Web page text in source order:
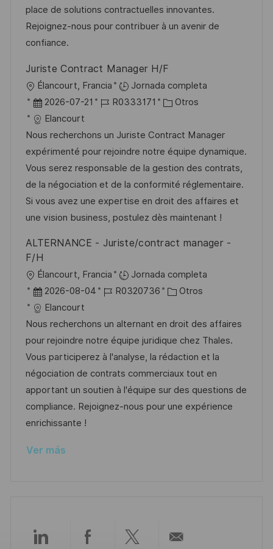
i
ó
n
d
e
p
b
l
i
c
a
c
i
ó
n
m
p
o
o
r
place de solutions contractuelles innovantes.
Rejoignez-nous pour contribuer à un avenir de
confiance.
Juriste Contract Manager H/F
U
b
c
a
c
i
ó
n
Élancourt, Francia
Jornada completa
F
e
c
h
a
d
e
p
c
a
2026-07-21
I
d
e
e
m
p
l
R0333171
C
t
e
g
o
r
í
Otros
Elancourt
Nous recherchons un Juriste Contract Manager
expérimenté pour rejoindre notre équipe dynamique.
Vous serez responsable de la gestion des contrats,
de la négociation et de la conformité réglementaire.
Si vous avez une expertise en droit des affaires et
une vision business, postulez dès maintenant !
ALTERNANCE - Juriste/contract manager -
F/H
U
b
c
a
c
i
ó
n
Élancourt, Francia
Jornada completa
F
e
c
h
a
d
e
p
u
l
2026-08-04
I
d
e
e
m
p
l
R0320736
C
t
e
g
o
r
í
Otros
Elancourt
Nous recherchons un alternant en droit des affaires
pour rejoindre notre équipe juridique chez Thales.
Vous participerez à l'analyse, la rédaction et la
négociation de contrats commerciaux tout en
apportant un soutien à l'équipe sur des questions de
compliance. Rejoignez-nous pour une expérience
enrichissante !
Ver más